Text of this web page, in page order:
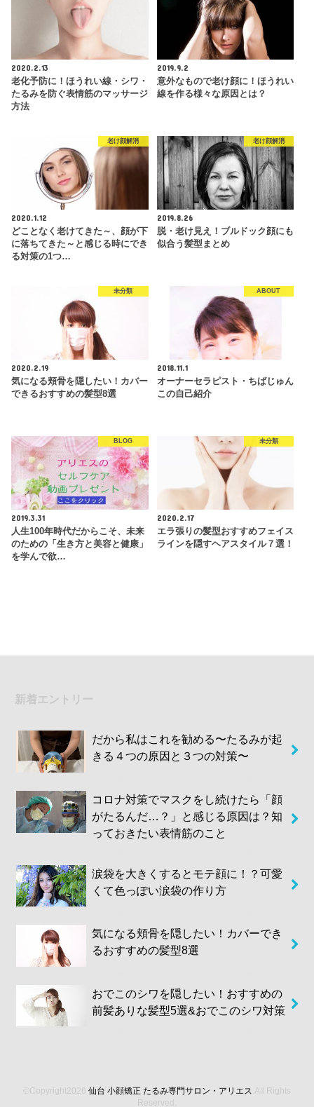
2020.2.13
老化予防に！ほうれい線・シワ・
たるみを防ぐ表情筋のマッサージ
方法
2019.9.2
意外なもので老け顔に！ほうれい
線を作る様々な原因とは？
老け顔解消
2020.1.12
どことなく老けてきた～、顔が下
に落ちてきた～と感じる時にでき
る対策の1つ…
老け顔解消
2019.8.26
脱・老け見え！ブルドック顔にも
似合う髪型まとめ
未分類
2020.2.19
気になる頬骨を隠したい！カバー
できるおすすめの髪型8選
ABOUT
2018.11.1
オーナーセラピスト・ちばじゅん
この自己紹介
BLOG
2019.3.31
人生100年時代だからこそ、未来
のための「生き方と美容と健康」
を学んで欲…
未分類
2020.2.17
エラ張りの髪型おすすめフェイス
ラインを隠すヘアスタイル７選！
新着エントリー
だから私はこれを勧める〜たるみが起
きる４つの原因と３つの対策〜
コロナ対策でマスクをし続けたら「顔
がたるんだ…？」と感じる原因は？知
っておきたい表情筋のこと
涙袋を大きくするとモテ顔に！？可愛
くて色っぽい涙袋の作り方
気になる頬骨を隠したい！カバーでき
るおすすめの髪型8選
おでこのシワを隠したい！おすすめの
前髪ありな髪型5選&おでこのシワ対策
©Copyright2026 仙台 小顔矯正 たるみ専門サロン・アリエス .All Rights
Reserved.